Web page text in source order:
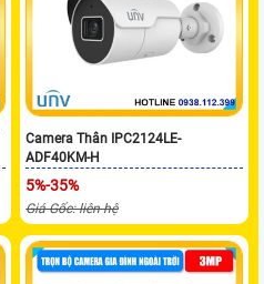
Camera Thân IPC2124LE-
ADF40KM-H
5%-35%
Giá Gốc: liên hệ